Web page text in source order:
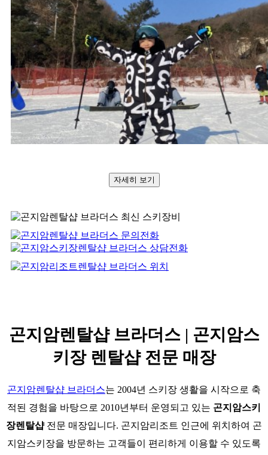
자세히 보기
곤지암렌탈샵 브라더스 | 곤지암스
키장 렌탈샵 전문 매장
곤지암렌탈샵 브라더스는 2004년 스키장 생활을 시작으로 축
적된 경험을 바탕으로 2010년부터 운영되고 있는 곤지암스키
장렌탈샵전문 매장입니다. 곤지암리조트 인근에 위치하여 곤
지암스키장을 방문하는 고객들이 편리하게 이용할 수 있도록